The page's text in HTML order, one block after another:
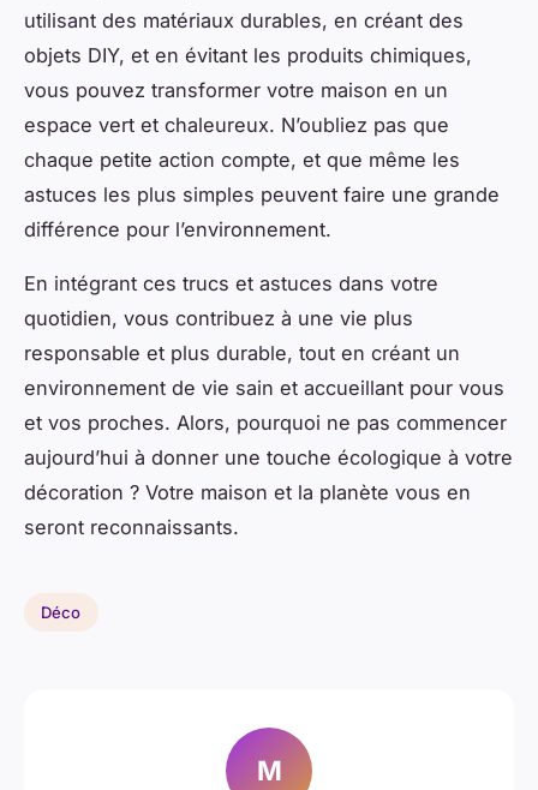
utilisant des matériaux durables, en créant des
objets DIY, et en évitant les produits chimiques,
vous pouvez transformer votre maison en un
espace vert et chaleureux. N’oubliez pas que
chaque petite action compte, et que même les
astuces les plus simples peuvent faire une grande
différence pour l’environnement.
En intégrant ces trucs et astuces dans votre
quotidien, vous contribuez à une vie plus
responsable et plus durable, tout en créant un
environnement de vie sain et accueillant pour vous
et vos proches. Alors, pourquoi ne pas commencer
aujourd’hui à donner une touche écologique à votre
décoration ? Votre maison et la planète vous en
seront reconnaissants.
Déco
M